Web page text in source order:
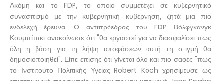
Ακόμη και το FDP, το οποίο συμμετέχει σε κυβερνητικό
συνασπισμό με την κυβερνητική κυβέρνηση, ζητά μια πιο
ενδελεχή έρευνα. Ο αντιπρόεδρος του FDP Βόλφγκανγκ
Κουμπίτσκι ανακοίνωσε ότι "θα εργαστεί για να διασφαλίσει πως
όλη η βάση για τη λήψη αποφάσεων αυτή τη στιγμή θα
δημοσιοποιηθεί". Είπε επίσης ότι γίνεται όλο και πιο σαφές "πως
το Ινστιτούτο Πολιτικής Υγείας Robert Koch χρησίμευσε ως